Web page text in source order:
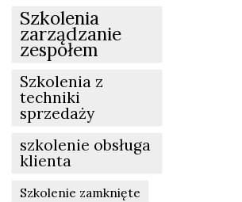
Szkolenia
zarządzanie
zespołem
Szkolenia z
techniki
sprzedaży
szkolenie obsługa
klienta
Szkolenie zamknięte